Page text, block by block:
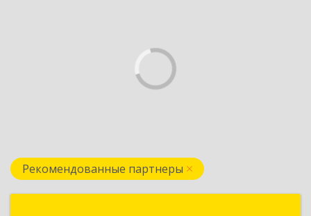
Рекомендованные партнеры